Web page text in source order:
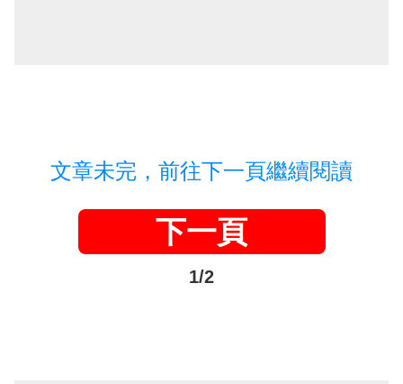
文章未完，前往下一頁繼續閱讀
下一頁
1/2